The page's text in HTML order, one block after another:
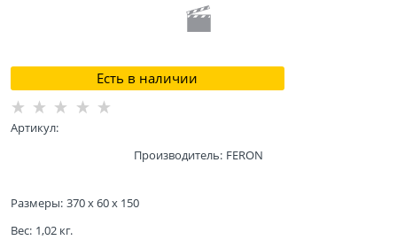
Есть в наличии
Артикул:
Производитель: FERON
Размеры: 370 x 60 x 150
Вес: 1,02 кг.